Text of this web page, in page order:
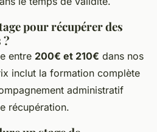
pour récupérer des
entre 200€ et 210€ dans nos
inclut la formation complète
administratif
récupération.